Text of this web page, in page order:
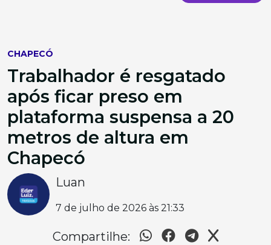
CHAPECÓ
Trabalhador é resgatado
após ficar preso em
plataforma suspensa a 20
metros de altura em
Chapecó
Luan
7 de julho de 2026 às 21:33
Compartilhe: